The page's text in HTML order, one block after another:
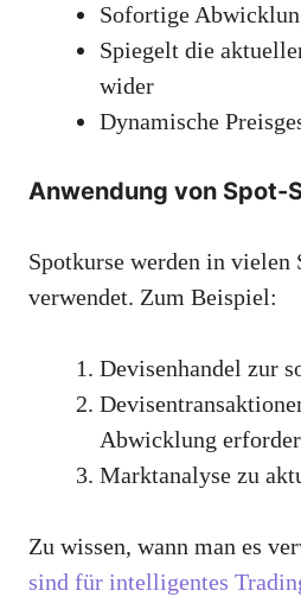
Sofortige
Spiegelt die
wider
Dynamische
Anwendung von Spot-
Spotkurse werden in vielen
verwendet. Zum Beispiel:
Devisenhandel zur
Abwicklung
Marktanalyse zu
Zu wissen, wann man es
sind für intelligentes